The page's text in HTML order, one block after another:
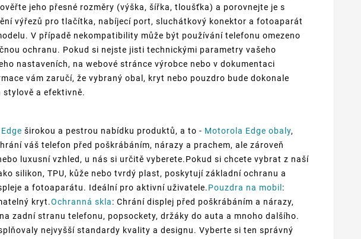
jeho přesné rozměry (výška, šířka, tloušťka) a porovnejte je s
výřezů pro tlačítka, nabíjecí port, sluchátkový konektor a fotoaparát
V případě nekompatibility může být používání telefonu omezeno
ochranu. Pokud si nejste jisti technickými parametry vašeho
nastaveních, na webové stránce výrobce nebo v dokumentaci
vám zaručí, že vybraný obal, kryt nebo pouzdro bude dokonale
stylově a efektivně.
širokou a pestrou nabídku produktů, a to - Motorola Edge obaly,
váš telefon před poškrábáním, nárazy a prachem, ale zároveň
luxusní vzhled, u nás si určitě vyberete.Pokud si chcete vybrat z naší
silikon, TPU, kůže nebo tvrdý plast, poskytují základní ochranu a
a fotoaparátu. Ideální pro aktivní uživatele.Pouzdra na mobil :
kryt.Ochranná skla: Chrání displej před poškrábáním a nárazy,
zadní stranu telefonu, popsockety, držáky do auta a mnoho dalšího.
nejvyšší standardy kvality a designu. Vyberte si ten správný